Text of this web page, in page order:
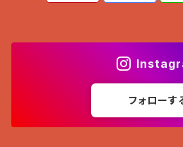
フォローす